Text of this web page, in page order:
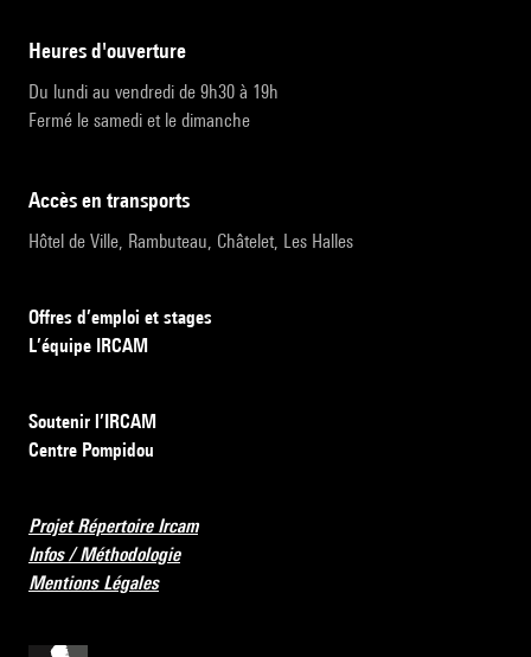
heures d'ouverture
Du lundi au vendredi de 9h30 à 19h
Fermé le samedi et le dimanche
accès en transports
Hôtel de Ville, Rambuteau, Châtelet, Les Halles
Offres d’emploi et stages
L’équipe IRCAM
Soutenir l’IRCAM
Centre Pompidou
Projet Répertoire Ircam
Infos / Méthodologie
Mentions Légales